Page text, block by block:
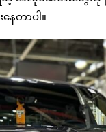
နေတာပါ။